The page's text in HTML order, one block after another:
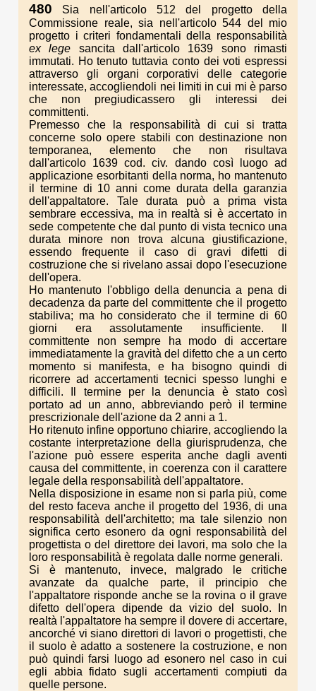
480 Sia nell'articolo 512 del progetto della
Commissione reale, sia nell'articolo 544 del mio
progetto i criteri fondamentali della responsabilità
ex lege sancita dall'articolo 1639 sono rimasti
immutati. Ho tenuto tuttavia conto dei voti espressi
attraverso gli organi corporativi delle categorie
interessate, accogliendoli nei limiti in cui mi è parso
che non pregiudicassero gli interessi dei
committenti.
Premesso che la responsabilità di cui si tratta
concerne solo opere stabili con destinazione non
temporanea, elemento che non risultava
dall'articolo 1639 cod. civ. dando così luogo ad
applicazione esorbitanti della norma, ho mantenuto
il termine di 10 anni come durata della garanzia
dell'appaltatore. Tale durata può a prima vista
sembrare eccessiva, ma in realtà si è accertato in
sede competente che dal punto di vista tecnico una
durata minore non trova alcuna giustificazione,
essendo frequente il caso di gravi difetti di
costruzione che si rivelano assai dopo l'esecuzione
dell'opera.
Ho mantenuto l'obbligo della denuncia a pena di
decadenza da parte del committente che il progetto
stabiliva; ma ho considerato che il termine di 60
giorni era assolutamente insufficiente. Il
committente non sempre ha modo di accertare
immediatamente la gravità del difetto che a un certo
momento si manifesta, e ha bisogno quindi di
ricorrere ad accertamenti tecnici spesso lunghi e
difficili. Il termine per la denuncia è stato così
portato ad un anno, abbreviando però il termine
prescrizionale dell'azione da 2 anni a 1.
Ho ritenuto infine opportuno chiarire, accogliendo la
costante interpretazione della giurisprudenza, che
l'azione può essere esperita anche dagli aventi
causa del committente, in coerenza con il carattere
legale della responsabilità dell'appaltatore.
Nella disposizione in esame non si parla più, come
del resto faceva anche il progetto del 1936, di una
responsabilità dell'architetto; ma tale silenzio non
significa certo esonero da ogni responsabilità del
progettista o del direttore dei lavori, ma solo che la
loro responsabilità è regolata dalle norme generali.
Si è mantenuto, invece, malgrado le critiche
avanzate da qualche parte, il principio che
l'appaltatore risponde anche se la rovina o il grave
difetto dell'opera dipende da vizio del suolo. In
realtà l'appaltatore ha sempre il dovere di accertare,
ancorché vi siano direttori di lavori o progettisti, che
il suolo è adatto a sostenere la costruzione, e non
può quindi farsi luogo ad esonero nel caso in cui
egli abbia fidato sugli accertamenti compiuti da
quelle persone.